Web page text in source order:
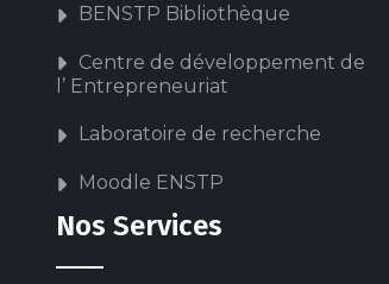
BENSTP Bibliothèque
Centre de développement de
l’ Entrepreneuriat
Laboratoire de recherche
Moodle ENSTP
Nos Services